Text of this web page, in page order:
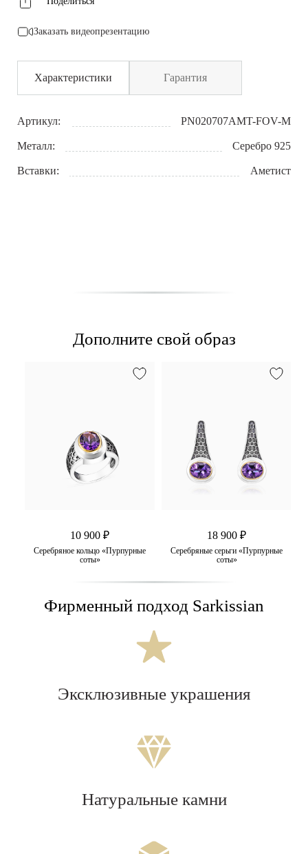
Заказать видеопрезентацию
Характеристики Гарантия
Артикул: PN020707AMT-FOV-M
Металл: Серебро 925
Вставки: Аметист
Дополните свой образ
10 900 ₽
Серебряное кольцо «Пурпурные
соты»
18 900 ₽
Серебряные серьги «Пурпурные
соты»
Фирменный подход Sarkissian
Эксклюзивные украшения
Натуральные камни